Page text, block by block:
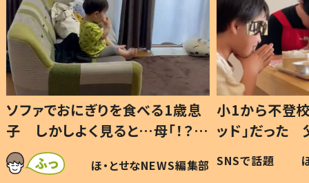
歳息
」
可愛
編集部
小1から不登校、息子は「ギフテ
ッド」だった 父が“ウチ給食”を
作り続ける理由とは #令和の親
#令和の子
SNSで話題 ほ・とせなNEWS編集部
ひ孫
が、
「涙が
い」